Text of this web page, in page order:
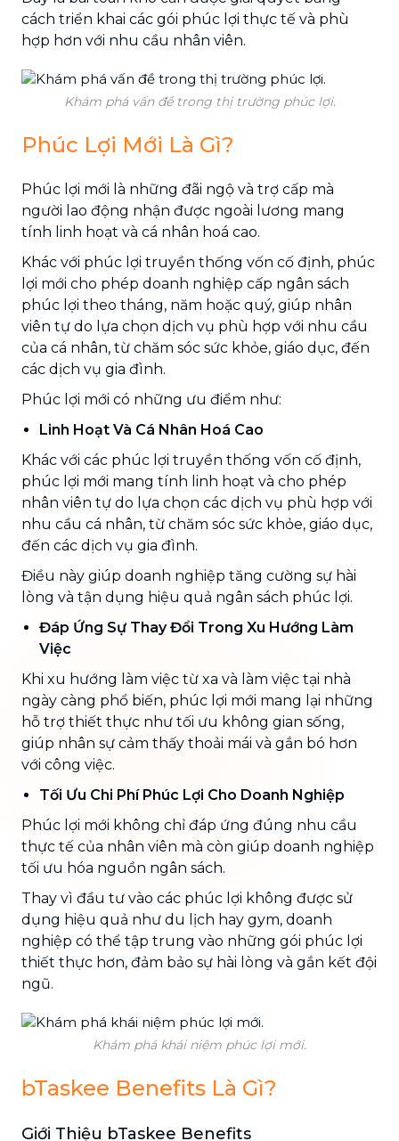
cách triển khai các gói phúc lợi thực tế và phù
hợp hơn với nhu cầu nhân viên.
Khám phá vấn đề trong thị trường phúc lợi.
Phúc Lợi Mới Là Gì?
Phúc lợi mới là những đãi ngộ và trợ cấp mà
người lao động nhận được ngoài lương mang
tính linh hoạt và cá nhân hoá cao.
Khác với phúc lợi truyền thống vốn cố định, phúc
lợi mới cho phép doanh nghiệp cấp ngân sách
phúc lợi theo tháng, năm hoặc quý, giúp nhân
viên tự do lựa chọn dịch vụ phù hợp với nhu cầu
của cá nhân, từ chăm sóc sức khỏe, giáo dục, đến
các dịch vụ gia đình.
Phúc lợi mới có những ưu điểm như:
Linh Hoạt Và Cá Nhân Hoá Cao
Khác với các phúc lợi truyền thống vốn cố định,
phúc lợi mới mang tính linh hoạt và cho phép
nhân viên tự do lựa chọn các dịch vụ phù hợp với
nhu cầu cá nhân, từ chăm sóc sức khỏe, giáo dục,
đến các dịch vụ gia đình.
Điều này giúp doanh nghiệp tăng cường sự hài
lòng và tận dụng hiệu quả ngân sách phúc lợi.
Đáp Ứng Sự Thay Đổi Trong Xu Hướng Làm
Việc
Khi xu hướng làm việc từ xa và làm việc tại nhà
ngày càng phổ biến, phúc lợi mới mang lại những
hỗ trợ thiết thực như tối ưu không gian sống,
giúp nhân sự cảm thấy thoải mái và gắn bó hơn
với công việc.
Tối Ưu Chi Phí Phúc Lợi Cho Doanh Nghiệp
Phúc lợi mới không chỉ đáp ứng đúng nhu cầu
thực tế của nhân viên mà còn giúp doanh nghiệp
tối ưu hóa nguồn ngân sách.
Thay vì đầu tư vào các phúc lợi không được sử
dụng hiệu quả như du lịch hay gym, doanh
nghiệp có thể tập trung vào những gói phúc lợi
thiết thực hơn, đảm bảo sự hài lòng và gắn kết đội
ngũ.
Khám phá khái niệm phúc lợi mới.
bTaskee Benefits Là Gì?
Giới Thiệu bTaskee Benefits